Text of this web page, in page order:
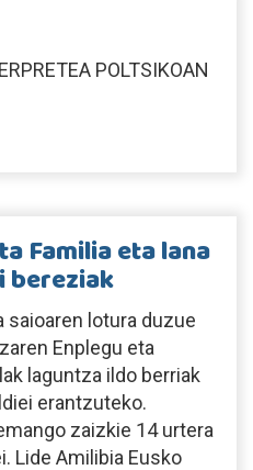
POLTSIKOAN
Familia eta lana
bereziak
saioaren lotura duzue
Enplegu eta
laguntza ildo berriak
erantzuteko.
zaizkie 14 urtera
Lide Amilibia Eusko